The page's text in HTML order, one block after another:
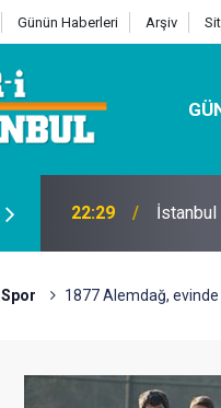
Günün Haberleri Arşiv
07:32 Kutu
Spor 1877 Alemdağ,